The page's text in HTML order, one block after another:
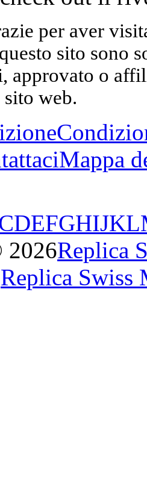
per aver
sito sono
approvato o
web.
Mappa
DEFGHIJKL
Replica
Replica Swiss